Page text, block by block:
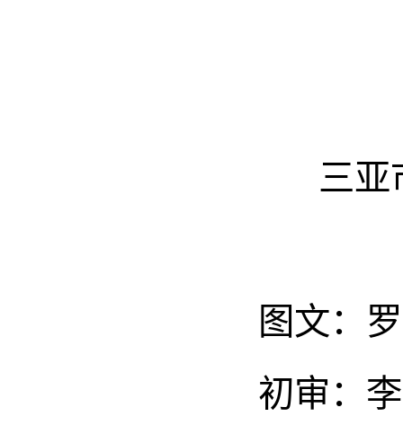
三亚
图文：
初审：